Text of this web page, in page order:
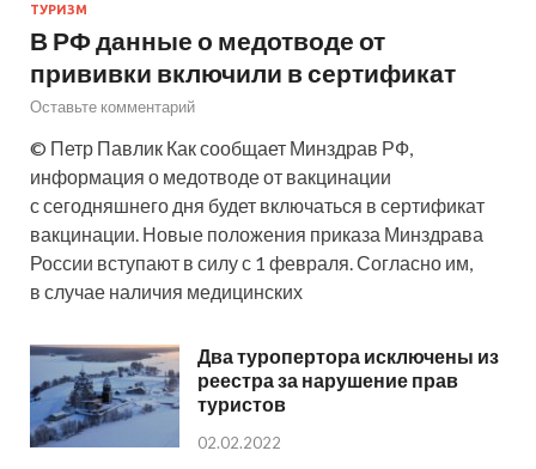
ТУРИЗМ
В РФ данные о медотводе от
прививки включили в сертификат
Оставьте комментарий
© Петр Павлик Как сообщает Минздрав РФ,
информация о медотводе от вакцинации
с сегодняшнего дня будет включаться в сертификат
вакцинации. Новые положения приказа Минздрава
России вступают в силу с 1 февраля. Согласно им,
в случае наличия медицинских
Два туропертора исключены из
реестра за нарушение прав
туристов
02.02.2022